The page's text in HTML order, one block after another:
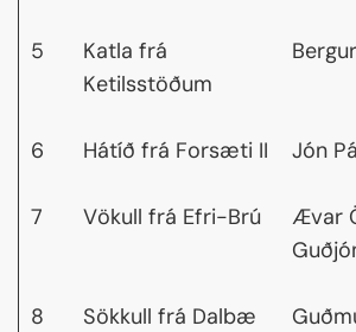
5
Katla frá
Ketilsstöðum
6 Hátíð frá Forsæti II Jón
7 Vökull frá Efri-Brú
Ævar
8 Sökkull frá Dalbæ